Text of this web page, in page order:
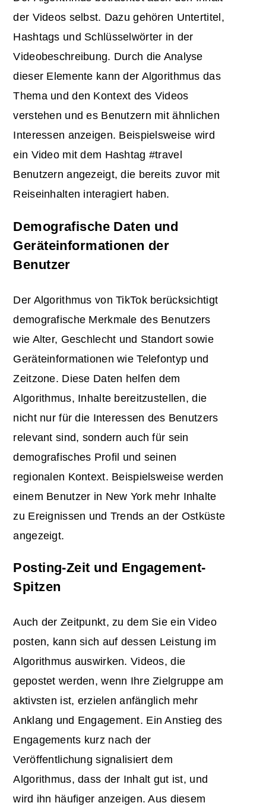
der Videos selbst. Dazu gehören Untertitel,
Hashtags und Schlüsselwörter in der
Videobeschreibung. Durch die Analyse
dieser Elemente kann der Algorithmus das
Thema und den Kontext des Videos
verstehen und es Benutzern mit ähnlichen
Interessen anzeigen. Beispielsweise wird
ein Video mit dem Hashtag #travel
Benutzern angezeigt, die bereits zuvor mit
Reiseinhalten interagiert haben.
Demografische Daten und
Geräteinformationen der
Benutzer
Der Algorithmus von TikTok berücksichtigt
demografische Merkmale des Benutzers
wie Alter, Geschlecht und Standort sowie
Geräteinformationen wie Telefontyp und
Zeitzone. Diese Daten helfen dem
Algorithmus, Inhalte bereitzustellen, die
nicht nur für die Interessen des Benutzers
relevant sind, sondern auch für sein
demografisches Profil und seinen
regionalen Kontext. Beispielsweise werden
einem Benutzer in New York mehr Inhalte
zu Ereignissen und Trends an der Ostküste
angezeigt.
Posting-Zeit und Engagement-
Spitzen
Auch der Zeitpunkt, zu dem Sie ein Video
posten, kann sich auf dessen Leistung im
Algorithmus auswirken. Videos, die
gepostet werden, wenn Ihre Zielgruppe am
aktivsten ist, erzielen anfänglich mehr
Anklang und Engagement. Ein Anstieg des
Engagements kurz nach der
Veröffentlichung signalisiert dem
Algorithmus, dass der Inhalt gut ist, und
wird ihn häufiger anzeigen. Aus diesem